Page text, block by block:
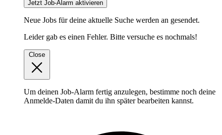
Jetzt Job-Alarm aktivieren
Neue Jobs für deine aktuelle Suche werden an gesendet.
Leider gab es einen Fehler. Bitte versuche es nochmals!
Close
Um deinen Job-Alarm fertig anzulegen, bestimme noch deine
Anmelde-Daten damit du ihn später bearbeiten kannst.